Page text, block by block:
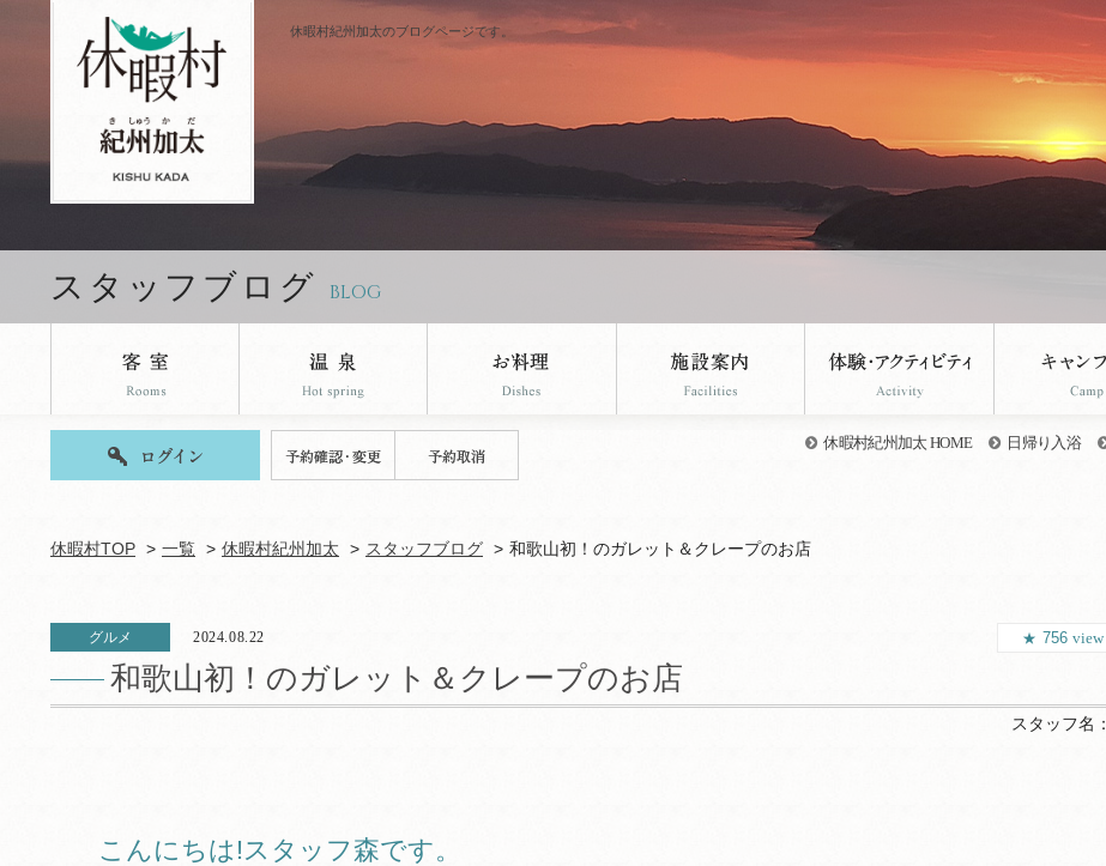
休暇村紀州加太のブログページです。
スタッフブログ BLOG
休暇村紀州加太 HOME 日帰り入浴
休暇村TOP 一覧 休暇村紀州加太 スタッフブログ 和歌山初！のガレット＆クレープのお店
グルメ 2024.08.22
和歌山初！のガレット＆クレープのお店
756 view
スタッフ名：
こんにちは!スタッフ森です。